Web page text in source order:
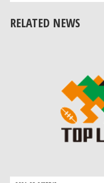
にミスがあるので、詰め
──コーラの印象は？
「顔が最後まで死んでな
RELATED NEWS